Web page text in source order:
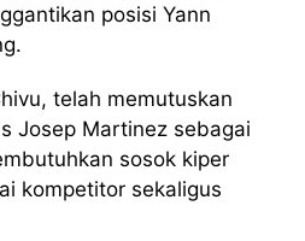
posisi Yann
telah memutuskan
Josep Martinez sebagai
sosok kiper
kompetitor sekaligus